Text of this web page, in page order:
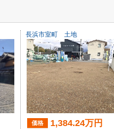
長浜市室町 土地
価格 1,384.24万円